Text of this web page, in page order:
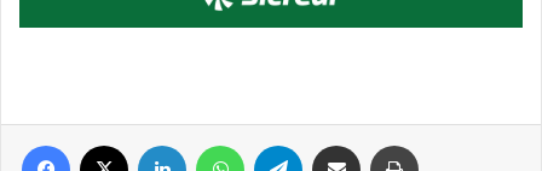
Facebook Linkedin WhatsAppTelegram Compartilhar via e-mail